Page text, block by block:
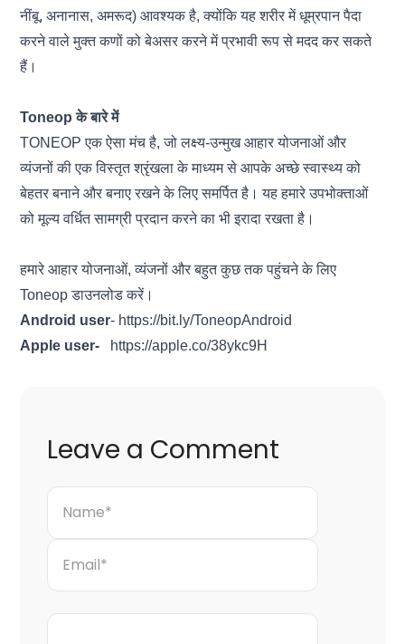
नींबू, अनानास, अमरूद) आवश्यक है, क्योंकि यह शरीर में धूम्रपान पैदा
करने वाले मुक्त कणों को बेअसर करने में प्रभावी रूप से मदद कर सकते
हैं।
Toneop के बारे में
TONEOP एक ऐसा मंच है, जो लक्ष्य-उन्मुख आहार योजनाओं और
व्यंजनों की एक विस्तृत श्रृंखला के माध्यम से आपके अच्छे स्वास्थ्य को
बेहतर बनाने और बनाए रखने के लिए समर्पित है। यह हमारे उपभोक्ताओं
को मूल्य वर्धित सामग्री प्रदान करने का भी इरादा रखता है।
हमारे आहार योजनाओं, व्यंजनों और बहुत कुछ तक पहुंचने के लिए
Toneop डाउनलोड करें।
Android user- https://bit.ly/ToneopAndroid
Apple user-
https://apple.co/38ykc9H
Leave a Comment